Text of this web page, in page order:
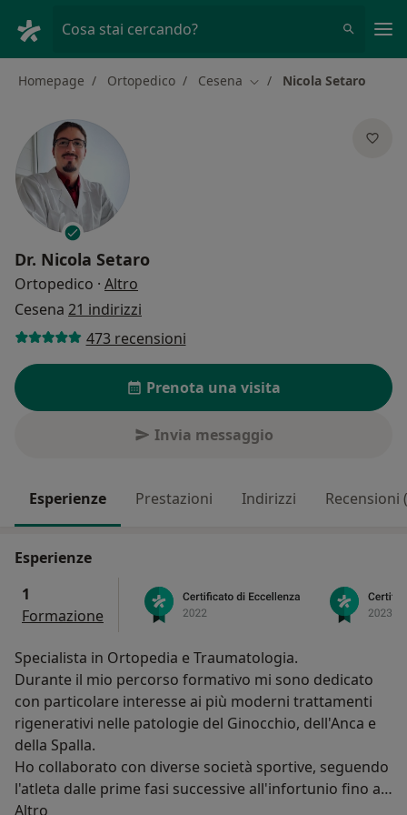
Cosa stai cercando?
Homepage Ortopedico Cesena Cambia città
Nicola Setaro
Dr. Nicola Setaro
Ortopedico · Altro
Cesena 21 indirizzi
473 recensioni
Prenota una visita
Invia messaggio
Esperienze Prestazioni Indirizzi Recensioni
Esperienze
1
Formazione
Specialista in Ortopedia e Traumatologia.
Durante il mio percorso formativo mi sono dedicato
con particolare interesse ai più moderni trattamenti
rigenerativi nelle patologie del Ginocchio, dell'Anca e
della Spalla.
Ho collaborato con diverse società sportive, seguendo
l'atleta dalle prime fasi successive all'infortunio fino al
suo completo recupero.
Altro